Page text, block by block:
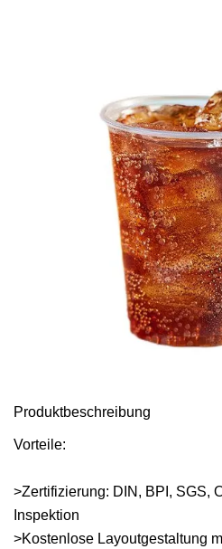
Produktbeschreibung
Vorteile:
>Zertifizierung: DIN, BPI, SGS,
Inspektion
>Kostenlose Layoutgestaltung